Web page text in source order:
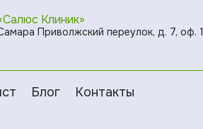
Клиник»
Приволжский переулок, д. 7, оф. 1
Блог Контакты